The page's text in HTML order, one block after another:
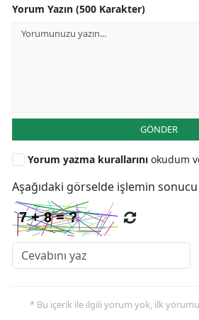
Yorum Yazın (500 Karakter)
GÖNDER
Yorum yazma kurallarını okudum
Aşağıdaki görselde işlemin sonucu
* Bu içerik ile ilgili yorum yok, ilk yorumu